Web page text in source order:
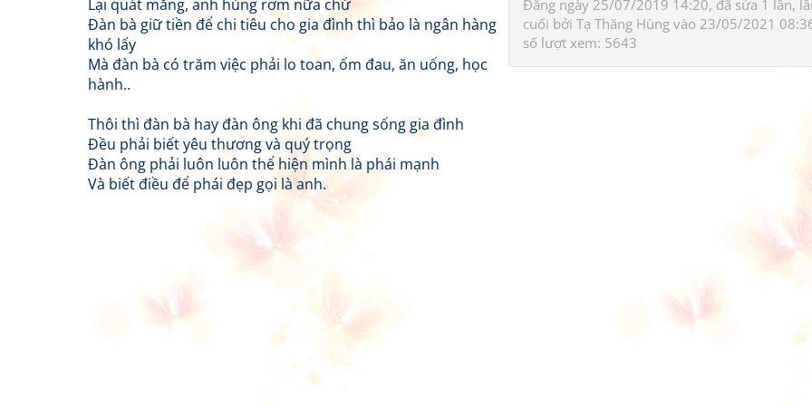
Đăng ngày 25/07/2019 14:20, đã sửa 1 lần,
cuối bởi Tạ Thăng Hùng vào 23/05/2021
số lượt xem: 5643
Lại quát mắng, anh hùng rơm nữa chứ
Đàn bà giữ tiền để chi tiêu cho gia đình thì bảo là ngân hàng
khó lấy
Mà đàn bà có trăm việc phải lo toan, ốm đau, ăn uống, học
hành..
Thôi thì đàn bà hay đàn ông khi đã chung sống gia đình
Đều phải biết yêu thương và quý trọng
Đàn ông phải luôn luôn thể hiện mình là phái mạnh
Và biết điều để phái đẹp gọi là anh.